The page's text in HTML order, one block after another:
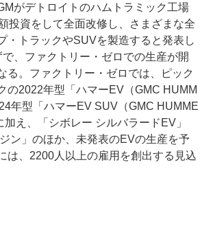
がデトロイトのハムトラミック工場
投資をして全面改修し、さまざまな全
・トラックやSUVを製造すると発表し
、ファクトリー・ゼロでの生産が開
る。ファクトリー・ゼロでは、ピック
の2022年型「ハマーEV（GMC HUMM
年型「ハマーEV SUV（GMC HUMME
え、「シボレー シルバラードEV」
ン」のほか、未発表のEVの生産を予
は、2200人以上の雇用を創出する見込